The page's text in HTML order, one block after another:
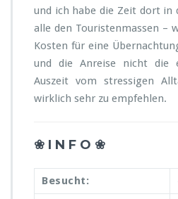
und ich habe die Zeit dort in
alle den Touristenmassen –
Kosten für eine
und die Anreise nicht die
Auszeit vom stressigen
wirklich sehr zu empfehlen.
❀ I N F O ❀
Besucht: